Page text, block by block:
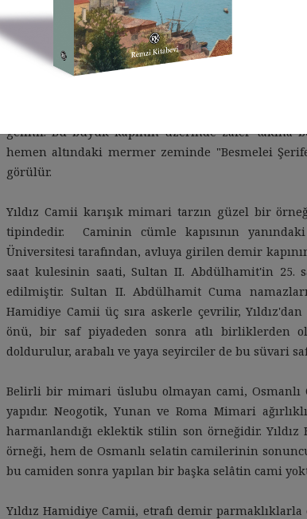
Yıldız Hamidiye Camii; İstanbul Boğazı’nın
Sarayı arasında 1884-1886 yıllarında Sultan
inşa ettirilmiştir.
Camii çevreleyen demir parmaklıkların
camiin iki yanında sağlı sollu beyaz mermer
gelinir. Bu büyük kapının üzerinde zafer takına
hemen altındaki mermer zeminde "Besmelei
görülür.
Yıldız Camii karışık mimari tarzın güzel bir
tipindedir. Caminin cümle kapısının
Üniversitesi tarafından, avluya girilen demir
saat kulesinin saati, Sultan II. Abdülhamit'in 25.
edilmiştir. Sultan II. Abdülhamit Cuma
Hamidiye Camii üç sıra askerle çevrilir,
önü, bir saf piyadeden sonra atlı birliklerden
doldurulur, arabalı ve yaya seyirciler de bu süvari
Belirli bir mimari üslubu olmayan cami,
yapıdır. Neogotik, Yunan ve Roma Mimari
harmanlandığı eklektik stilin son örneğidir.
örneği, hem de Osmanlı selatin camilerinin
bu camiden sonra yapılan bir başka selâtin cami
Yıldız Hamidiye Camii, etrafı demir